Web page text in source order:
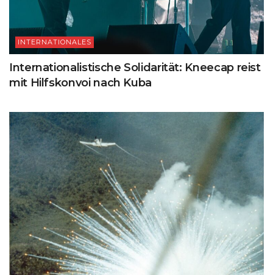
INTERNATIONALES
Internationalistische Solidarität: Kneecap reist
mit Hilfskonvoi nach Kuba